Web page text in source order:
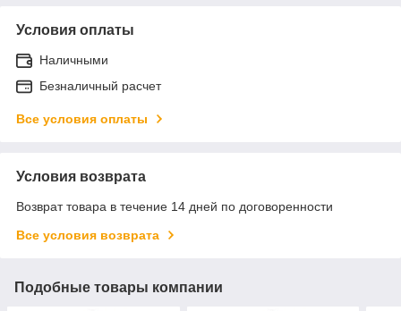
Условия оплаты
Наличными
Безналичный расчет
Все условия оплаты
Условия возврата
Возврат товара в течение 14 дней по договоренности
Все условия возврата
Подобные товары компании